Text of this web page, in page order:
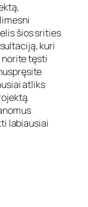
šios srities
kuri
norite tęsti
atliks
labiausiai